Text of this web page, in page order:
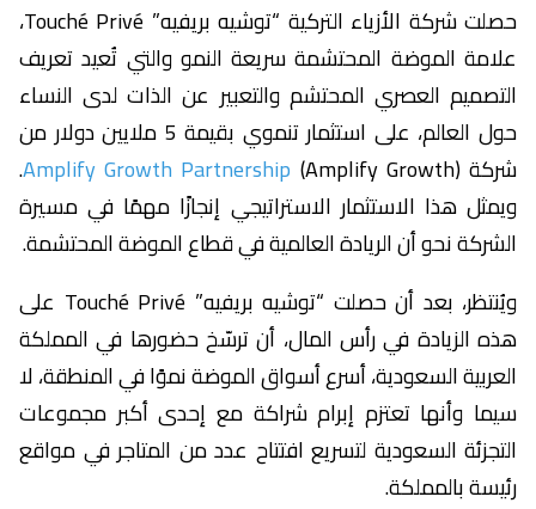
حصلت شركة الأزياء التركية “توشيه بريفيه” Touché Privé،
علامة الموضة المحتشمة سريعة النمو والتي تُعيد تعريف
التصميم العصري المحتشم والتعبير عن الذات لدى النساء
حول العالم، على استثمار تنموي بقيمة 5 ملايين دولار من
شركة
Amplify Growth Partnership
(Amplify Growth).
ويمثل هذا الاستثمار الاستراتيجي إنجازًا مهمًا في مسيرة
الشركة نحو أن الريادة العالمية في قطاع الموضة المحتشمة.
ويُنتظر، بعد أن حصلت “توشيه بريفيه” Touché Privé على
هذه الزيادة في رأس المال، أن ترسّخ حضورها في المملكة
العربية السعودية، أسرع أسواق الموضة نموًا في المنطقة، لا
سيما وأنها تعتزم إبرام شراكة مع إحدى أكبر مجموعات
التجزئة السعودية لتسريع افتتاح عدد من المتاجر في مواقع
رئيسة بالمملكة.